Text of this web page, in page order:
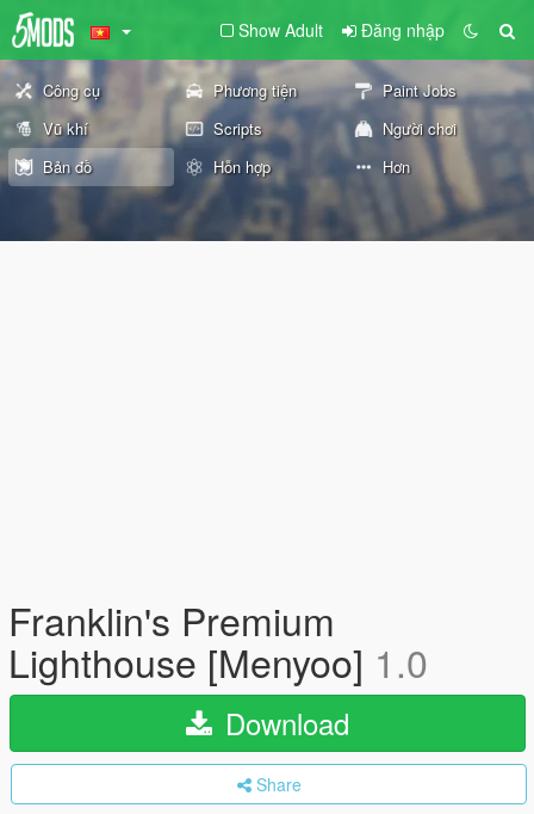
Show Adult Đăng nhập
Công cụ Phương tiện
Paint Jobs
Vũ khí
Scripts
Người chơi
Bản đồ
Hỗn hợp Hơn
Franklin's Premium
Lighthouse [Menyoo] 1.0
Download
Share